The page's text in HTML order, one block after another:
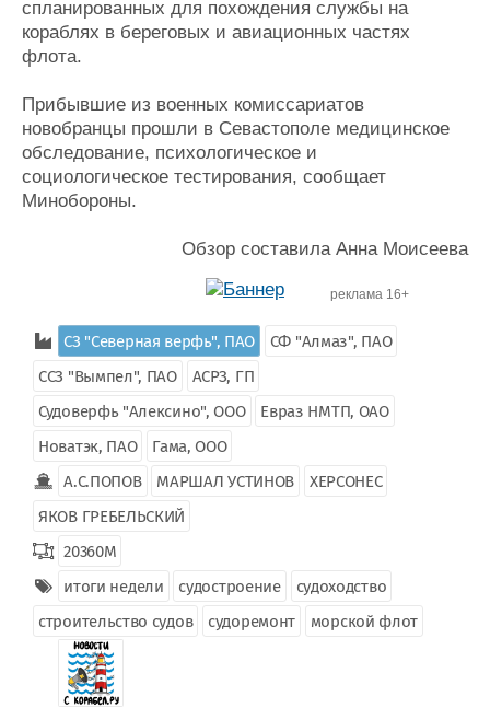
спланированных для похождения службы на
кораблях в береговых и авиационных частях
флота.
Прибывшие из военных комиссариатов
новобранцы прошли в Севастополе медицинское
обследование, психологическое и
социологическое тестирования, сообщает
Минобороны.
Обзор составила Анна Моисеева
реклама 16+
СЗ "Северная верфь", ПАО
СФ "Алмаз", ПАО
ССЗ "Вымпел", ПАО
АСРЗ, ГП
Судоверфь "Алексино", ООО
Евраз НМТП, ОАО
Новатэк, ПАО
Гама, ООО
А.С.ПОПОВ
МАРШАЛ УСТИНОВ
ХЕРСОНЕС
ЯКОВ ГРЕБЕЛЬСКИЙ
20360М
итоги недели
судостроение
судоходство
строительство судов
судоремонт морской флот